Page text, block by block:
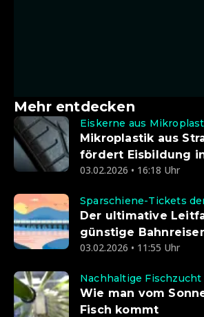
Mehr entdecken
Eiskerne aus
Mikroplastik aus
fördert Eisbildung
03.02.2026 • 16:18 Uhr
Sparschiene-Tickets
Der ultimative
günstige
03.02.2026 • 11:55 Uhr
Nachhaltige Fischzucht
Wie man vom
Fisch kommt